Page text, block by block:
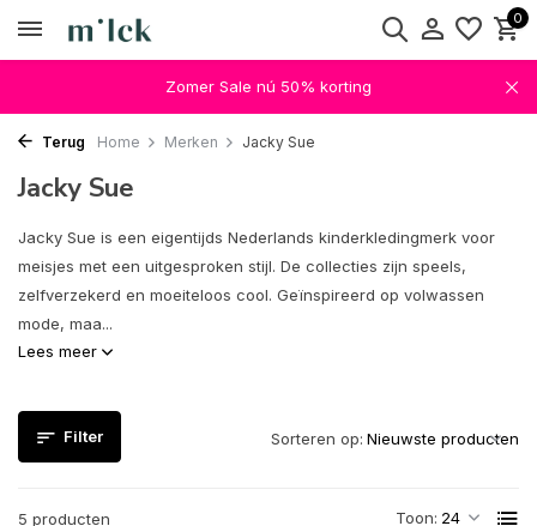
0
Zomer Sale nú 50% korting
Terug Home Merken Jacky Sue
Jacky Sue
Jacky Sue is een eigentijds Nederlands kinderkledingmerk voor
meisjes met een uitgesproken stijl. De collecties zijn speels,
zelfverzekerd en moeiteloos cool. Geïnspireerd op volwassen
mode, maa...
Lees meer
Filter
5 producten Toon:
Sorteren op: